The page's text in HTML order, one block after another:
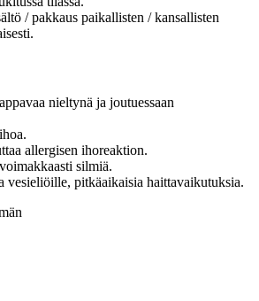
/ pakkaus paikallisten / kansallisten
nieltynä ja joutuessaan
allergisen ihoreaktion.
silmiä.
vesieliöille, pitkäaikaisia haittavaikutuksia.